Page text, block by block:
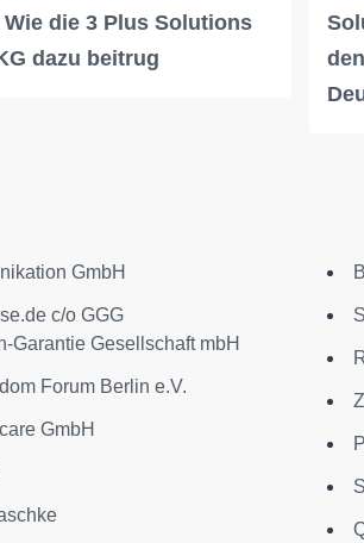
die 3 Plus Solutions
dazu beitrug
GmbH
c/o GGG
Garantie Gesellschaft mbH
Forum Berlin e.V.
GmbH